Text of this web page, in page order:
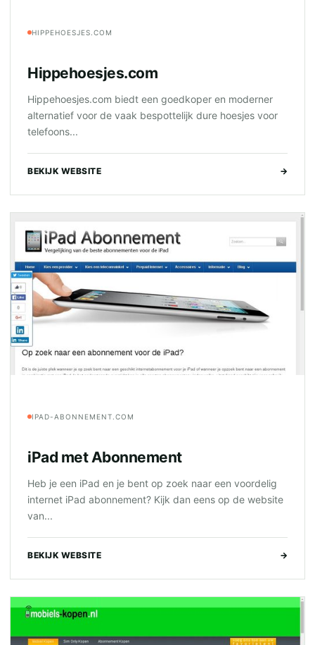
HIPPEHOESJES.COM
Hippehoesjes.com
Hippehoesjes.com biedt een goedkoper en moderner
alternatief voor de vaak bespottelijk dure hoesjes voor
telefoons...
BEKIJK WEBSITE →
IPAD-ABONNEMENT.COM
iPad met Abonnement
Heb je een iPad en je bent op zoek naar een voordelig
internet iPad abonnement? Kijk dan eens op de website
van...
BEKIJK WEBSITE →